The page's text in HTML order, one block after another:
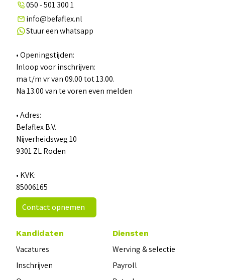
050 - 501 300 1
info@befaflex.nl
Stuur een whatsapp
• Openingstijden:
Inloop voor inschrijven:
ma t/m vr van 09.00 tot 13.00.
Na 13.00 van te voren even melden
• Adres:
Befaflex B.V.
Nijverheidsweg 10
9301 ZL Roden
• KVK:
85006165
Contact opnemen
Kandidaten
Vacatures
Inschrijven
Diensten
Werving & selectie
Payroll